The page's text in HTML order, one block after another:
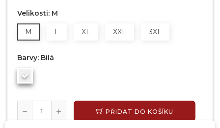
Velikosti: M
M L XL XXL 3XL
Barvy: Bílá
PŘIDAT DO KOŠÍKU